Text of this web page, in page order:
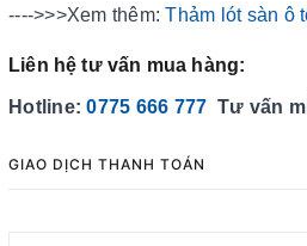
---->>>Xem thêm: Thảm lót sàn ô
Liên hệ tư vấn mua hàng:
Hotline:0775 666 777 Tư vấn
GIAO DỊCH THANH TOÁN